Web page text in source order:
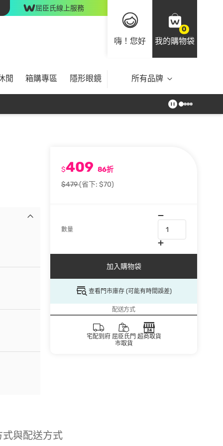
屈臣氏線上服務
嗨！您好
0
我的購物袋
閒 箱購專區 隱形眼鏡 所有品牌
$409 86折
$479(省下: $70)
數量
加入購物袋
查看門市庫存 (可能有時間誤差)
配送方式
宅配到府 屈臣氏門
市取貨
超商取貨
式與配送方式